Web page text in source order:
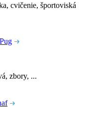
cvičenie, športoviská
zbory, ...